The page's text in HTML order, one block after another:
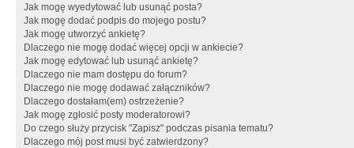
Jak mogę wyedytować lub usunąć posta?
Jak mogę dodać podpis do mojego postu?
Jak mogę utworzyć ankietę?
Dlaczego nie mogę dodać więcej opcji w ankiecie?
Jak mogę edytować lub usunąć ankietę?
Dlaczego nie mam dostępu do forum?
Dlaczego nie mogę dodawać załączników?
Dlaczego dostałam(em) ostrzeżenie?
Jak mogę zgłosić posty moderatorowi?
Do czego służy przycisk "Zapisz" podczas pisania tematu?
Dlaczego mój post musi być zatwierdzony?